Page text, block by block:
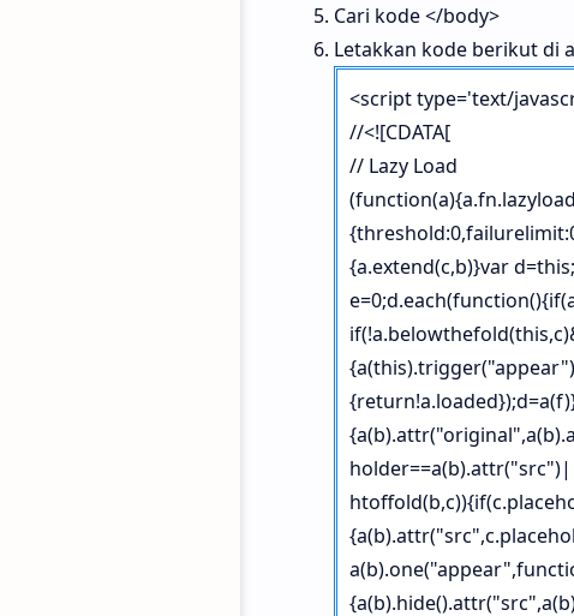
Cari kode </body>
Letakkan kode berikut di
<script type='text/
//<![CDATA[
// Lazy Load
{a.extend(c,b)}var